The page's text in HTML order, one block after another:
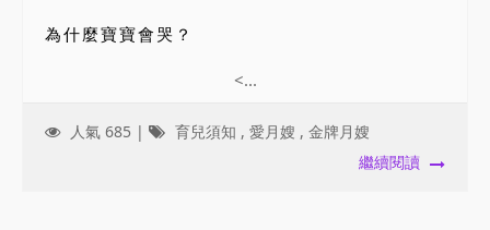
為什麼寶寶會哭？
<...
人氣 685 | 育兒須知 , 愛月嫂 , 金牌月嫂
繼續閱讀